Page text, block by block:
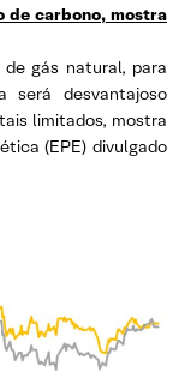
de carbono, mostra
de gás natural, para
desvantajoso
limitados, mostra
(EPE) divulgado